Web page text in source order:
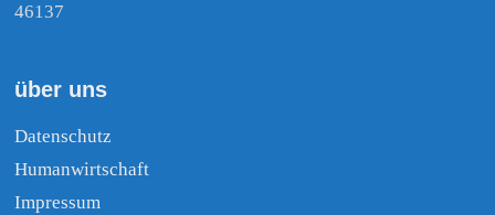
46137
über uns
Datenschutz
Humanwirtschaft
Impressum